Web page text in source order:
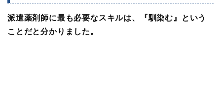
派遣薬剤師に最も必要なスキルは、『馴染む』という
ことだと分かりました。